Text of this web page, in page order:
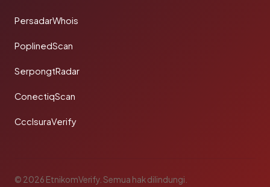
PersadarWhois
PoplinedScan
SerpongtRadar
ConectiqScan
CcclsuraVerify
© 2026 EtnikomVerify. Semua hak dilindungi.